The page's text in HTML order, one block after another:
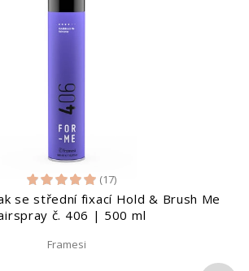
(17)
se střední fixací Hold & Brush Me
č. 406 | 500 ml
Framesi